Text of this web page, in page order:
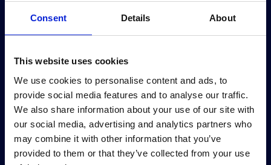
Consent Details About
This website uses cookies
We use cookies to personalise content and ads, to
provide social media features and to analyse our traffic.
We also share information about your use of our site with
our social media, advertising and analytics partners who
may combine it with other information that you’ve
provided to them or that they’ve collected from your use
2021–2024